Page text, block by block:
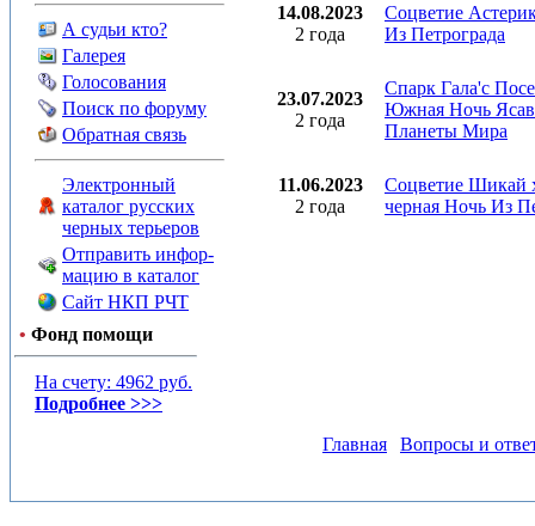
А судьи кто?
Галерея
Голосования
Поиск по форуму
Обратная связь
Электронный
каталог русских
черных терьеров
Отправить инфор-
мацию в каталог
Сайт НКП РЧТ
• Фонд помощи
На счету: 4962 руб.
Подробнее >>>
14.08.2023
2 года
Соцветие
Из Петрограда
23.07.2023
2 года
Спарк Гала'с
Южная Ночь
Планеты Мира
11.06.2023
2 года
Соцветие Шикай
черная Ночь Из
Главная Вопросы и